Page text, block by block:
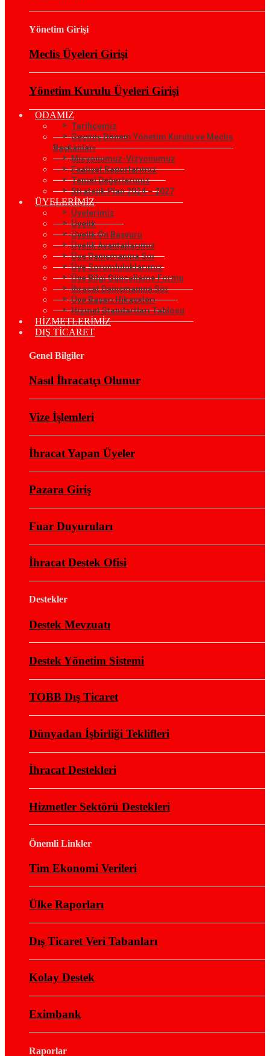
Yönetim Girişi
Meclis Üyeleri Girişi
Yönetim Kurulu Üyeleri Girişi
ODAMIZ
Tarihçemiz
Geçmiş Dönem Yönetim Kurulu ve Meclis
Başkanları
Misyonumuz-Vizyonumuz
Faaliyet Raporlarımız
Temel Değerlerimiz
Stratejik Plan 2024 – 2027
ÜYELERİMİZ
Üyelerimiz
Üyelik
Üyelik Ön Başvuru
Üyelik Avantajlarımız
Üye Danışmanına Sor
Üye Sorumluluklarımız
Üye Bilgi Güncelleme Formu
İhracat Danışmanına Sor
Üye Başarı Hikayeleri
Hizmet Standartları Tablosu
HİZMETLERİMİZ
DIŞ TİCARET
Genel Bilgiler
Nasıl İhracatçı Olunur
Vize İşlemleri
İhracat Yapan Üyeler
Pazara Giriş
Fuar Duyuruları
İhracat Destek Ofisi
Destekler
Destek Mevzuatı
Destek Yönetim Sistemi
TOBB Dış Ticaret
Dünyadan İşbirliği Teklifleri
İhracat Destekleri
Hizmetler Sektörü Destekleri
Önemli Linkler
Tim Ekonomi Verileri
Ülke Raporları
Dış Ticaret Veri Tabanları
Kolay Destek
Eximbank
Raporlar